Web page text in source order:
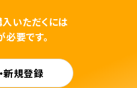
いただくには
要です。
新規登録